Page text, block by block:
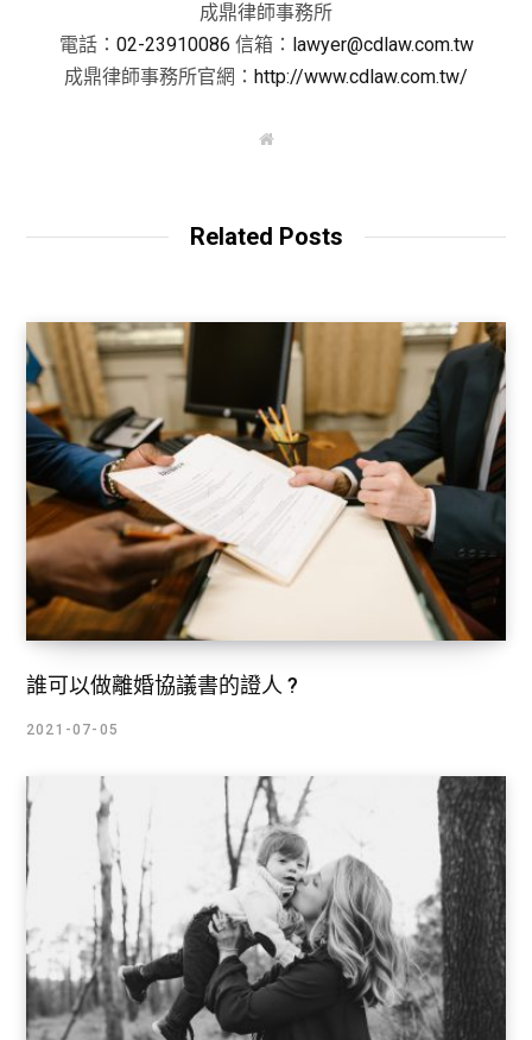
成鼎律師事務所
電話： 02-23910086 信箱： lawyer@cdlaw.com.tw
成鼎律師事務所官網： http://www.cdlaw.com.tw/
W
Related Posts
誰可以做離婚協議書的證人 ?
2021-07-05